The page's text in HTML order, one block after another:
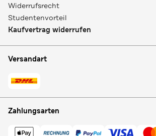
Widerrufsrecht
Studentenvorteil
Kaufvertrag widerrufen
Versandart
Zahlungsarten